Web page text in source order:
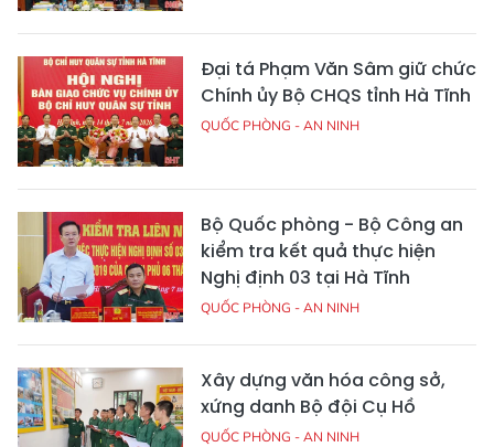
Đại tá Phạm Văn Sâm giữ chức
Chính ủy Bộ CHQS tỉnh Hà Tĩnh
QUỐC PHÒNG - AN NINH
Bộ Quốc phòng - Bộ Công an
kiểm tra kết quả thực hiện
Nghị định 03 tại Hà Tĩnh
QUỐC PHÒNG - AN NINH
Xây dựng văn hóa công sở,
xứng danh Bộ đội Cụ Hồ
QUỐC PHÒNG - AN NINH